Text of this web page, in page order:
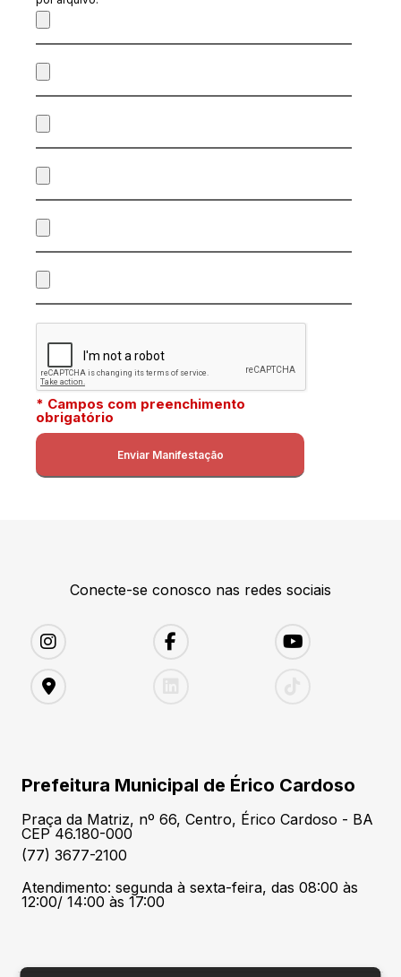
* Campos com preenchimento
obrigatório
Conecte-se conosco nas redes sociais
Prefeitura Municipal de Érico Cardoso
Praça da Matriz, nº 66, Centro, Érico Cardoso - BA
CEP 46.180-000
(77) 3677-2100
Atendimento: segunda à sexta-feira, das 08:00 às
12:00/ 14:00 às 17:00